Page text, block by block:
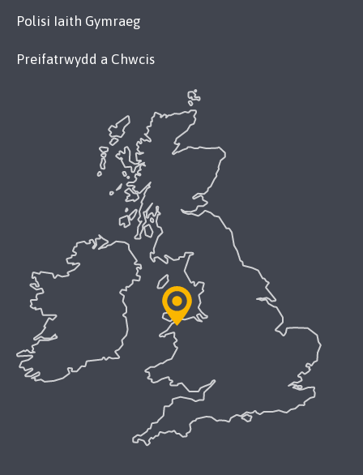
Polisi Iaith Gymraeg
Preifatrwydd a Chwcis